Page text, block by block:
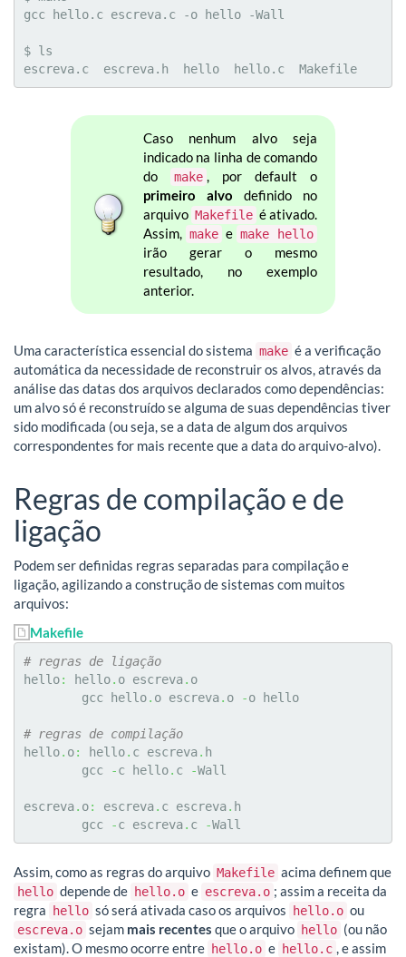
gcc hello.c escreva.c -o hello -Wall
$ ls
escreva.c  escreva.h  hello  hello.c  Makefile
Caso nenhum alvo seja
indicado na linha de comando
do
make , por default o
primeiro alvo definido no
arquivo Makefile é ativado.
Assim, make e make hello
irão gerar o mesmo
resultado, no exemplo
anterior.
Uma característica essencial do sistema make é a verificação
automática da necessidade de reconstruir os alvos, através da
análise das datas dos arquivos declarados como dependências:
um alvo só é reconstruído se alguma de suas dependências tiver
sido modificada (ou seja, se a data de algum dos arquivos
correspondentes for mais recente que a data do arquivo-alvo).
Regras de compilação e de
ligação
Podem ser definidas regras separadas para compilação e
ligação, agilizando a construção de sistemas com muitos
arquivos:
Makefile
# regras de ligação
hello: hello. o escreva. o
	gcc hello
. o escreva. o -o hello
# regras de compilação
hello. o: hello. c escreva. h
	gcc
-c hello. c -Wall
escreva. o: escreva. c escreva. h
	gcc
-c escreva. c -Wall
Assim, como as regras do arquivo Makefile acima definem que
hello depende de hello.o e escreva.o ; assim a receita da
regra
hello só será ativada caso os arquivos hello.o ou
escreva.o sejam mais recentes que o arquivo hello (ou não
existam). O mesmo ocorre entre hello.o e hello.c , e assim